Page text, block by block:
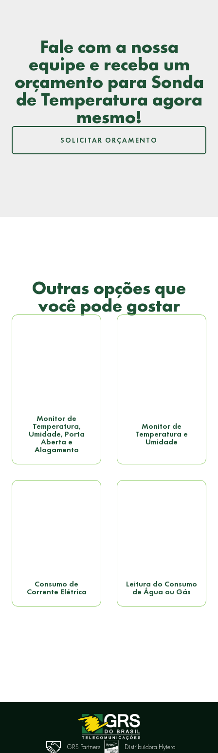
Fale com a nossa
equipe e receba um
orçamento para Sonda
de Temperatura agora
mesmo!
SOLICITAR ORÇAMENTO
Outras opções que
você pode gostar
Monitor de
Temperatura,
Umidade, Porta
Aberta e
Alagamento
Monitor de
Temperatura e
Umidade
Consumo de
Corrente Elétrica
Leitura do Consumo
de Água ou Gás
GRS Partners Distribuidora Hytera